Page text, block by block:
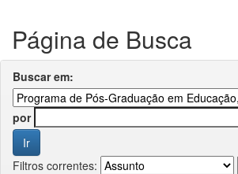
Página de Busca
Buscar em:
por
Filtros correntes: